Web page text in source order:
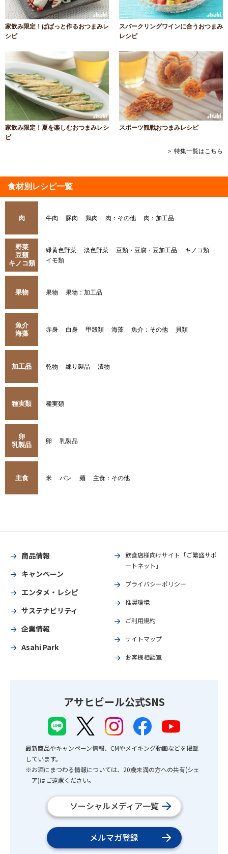
家飲み限定！ぱぱっと作るおつまみレ
シピ
スパークリングワインに合うおつまみ
レシピ
家飲み限定！夏を楽しむおつまみレシ
ピ
スポーツ観戦おつまみレシピ
＞ 特集一覧はこちら
食材別レシピ一覧
肉 牛肉 豚肉 鶏肉 肉：その他 肉：加工品
野菜
豆類
キノコ類
緑黄色野菜 淡色野菜 豆類・豆腐・豆加工品
キノコ類
イモ類
果物 果物 果物：加工品
魚介
海藻
赤身 白身 甲殻類 海藻 魚介：その他 貝類
加工品 乾物 練り製品 漬物
種実類 種実類
卵
乳製品
卵 乳製品
主食 米 パン 麺 主食：その他
商品情報
キャンペーン
エンタメ・レシピ
サステナビリティ
企業情報
Asahi Park
飲食店様向けサイト「ご繁盛サポ
ートネット」
プライバシーポリシー
推奨環境
ご利用規約
サイトマップ
お客様相談室
アサヒビール公式SNS
最新商品やキャンペーン情報、CMやメイキング動画などを掲載
しています。
※お酒にまつわる情報については、20歳未満の方への共有(シェ
ア)はご遠慮ください。
ソーシャルメディア一覧
メルマガ登録